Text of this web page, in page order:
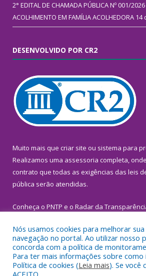
2° EDITAL DE CHAMADA PÚBLICA Nº 001/2026
ACOLHIMENTO EM FAMÍLIA ACOLHEDORA 14
DESENVOLVIDO POR CR2
Muito mais que criar site ou sistema para
Realizamos uma assessoria completa,
contrato que todas as exigências das leis
pública serão atendidas.
Conheça o PNTP e o Radar da
Todos os direitos reservados a
Inhangapi.
Nós usamos cookies para melhorar
navegação no portal. Ao utilizar nosso
concorda com a política de
Para ter mais informações sobre como
Política de cookies (Leia mais). Se você
ACEITO.